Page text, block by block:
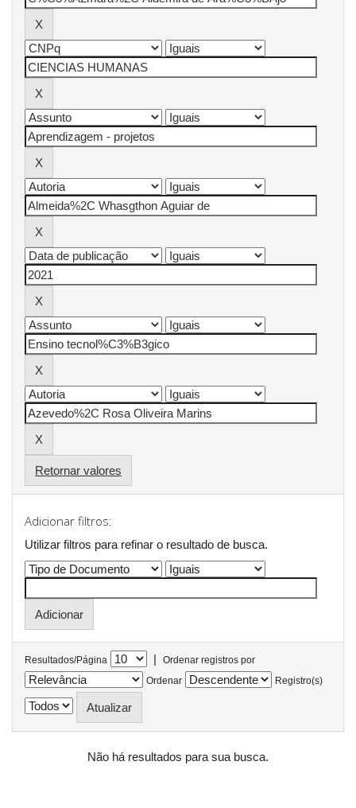
Retornar valores
Adicionar filtros:
Utilizar filtros para refinar o resultado de busca.
Resultados/Página |
Ordenar registros por
Ordenar
Registro(s)
Não há resultados para sua busca.